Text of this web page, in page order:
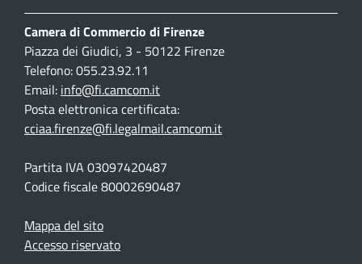
Camera di Commercio di Firenze
Piazza dei Giudici, 3 - 50122 Firenze
Telefono: 055.23.92.11
Email: info@fi.camcom.it
Posta elettronica certificata:
cciaa.firenze@fi.legalmail.camcom.it
Partita IVA 03097420487
Codice fiscale 80002690487
Mappa del sito
Accesso riservato